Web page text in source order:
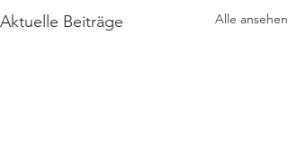
Aktuelle Beiträge Alle ansehen